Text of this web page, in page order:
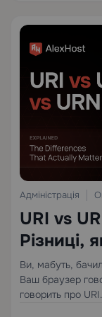
Адміністрація
URI vs
Різниці,
значення
Ви, мабуть,
Ваш браузер
говорить про